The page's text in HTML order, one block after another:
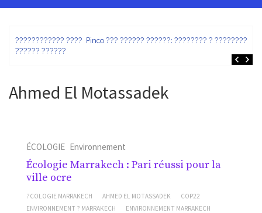
???????????? ???? Pinco ??? ?????? ??????: ???????? ? ???????? ?
?????? ??????
Ahmed El Motassadek
ÉCOLOGIE Environnement
Écologie Marrakech : Pari réussi pour la
ville ocre
?COLOGIE MARRAKECH AHMED EL MOTASSADEK
COP22
ENVIRONNEMENT ? MARRAKECH
ENVIRONNEMENT MARRAKECH